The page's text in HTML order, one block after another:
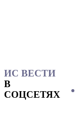
ИС ВЕСТИ
В
СОЦСЕТЯХ